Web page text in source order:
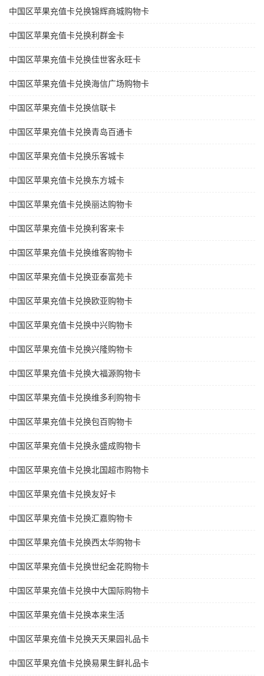
中国区苹果充值卡兑换锦辉商城购物卡
中国区苹果充值卡兑换利群金卡
中国区苹果充值卡兑换佳世客永旺卡
中国区苹果充值卡兑换海信广场购物卡
中国区苹果充值卡兑换信联卡
中国区苹果充值卡兑换青岛百通卡
中国区苹果充值卡兑换乐客城卡
中国区苹果充值卡兑换东方城卡
中国区苹果充值卡兑换丽达购物卡
中国区苹果充值卡兑换利客来卡
中国区苹果充值卡兑换维客购物卡
中国区苹果充值卡兑换亚泰富苑卡
中国区苹果充值卡兑换欧亚购物卡
中国区苹果充值卡兑换中兴购物卡
中国区苹果充值卡兑换兴隆购物卡
中国区苹果充值卡兑换大福源购物卡
中国区苹果充值卡兑换维多利购物卡
中国区苹果充值卡兑换包百购物卡
中国区苹果充值卡兑换永盛成购物卡
中国区苹果充值卡兑换北国超市购物卡
中国区苹果充值卡兑换友好卡
中国区苹果充值卡兑换汇嘉购物卡
中国区苹果充值卡兑换西太华购物卡
中国区苹果充值卡兑换世纪金花购物卡
中国区苹果充值卡兑换中大国际购物卡
中国区苹果充值卡兑换本来生活
中国区苹果充值卡兑换天天果园礼品卡
中国区苹果充值卡兑换易果生鲜礼品卡